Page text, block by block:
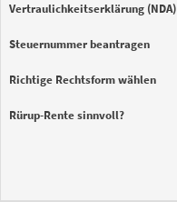
Vertraulichkeitserklärung (NDA)
Steuernummer beantragen
Richtige Rechtsform wählen
Rürup-Rente sinnvoll?